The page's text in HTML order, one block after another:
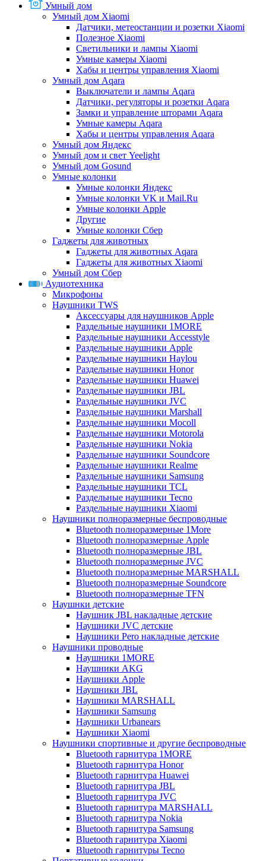
Умный дом
Умный дом Xiaomi
Датчики, метеостанции и розетки Xiaomi
Полезное Xiaomi
Светильники и лампы Xiaomi
Умные камеры Xiaomi
Хабы и центры управления Xiaomi
Умный дом Aqara
Выключатели и лампы Aqara
Датчики, регуляторы и розетки Aqara
Замки и управление шторами Aqara
Умные камеры Aqara
Хабы и центры управления Aqara
Умный дом Яндекс
Умный дом и свет Yeelight
Умный дом Gosund
Умные колонки
Умные колонки Яндекс
Умные колонки VK и Mail.Ru
Умные колонки Apple
Другие
Умные колонки Сбер
Гаджеты для животных
Гаджеты для животных Aqara
Гаджеты для животных Xiaomi
Умный дом Сбер
Аудиотехника
Микрофоны
Наушники TWS
Аксессуары для наушников Apple
Раздельные наушники 1MORE
Раздельные наушники Accesstyle
Раздельные наушники Apple
Раздельные наушники Haylou
Раздельные наушники Honor
Раздельные наушники Huawei
Раздельные наушники JBL
Раздельные наушники JVC
Раздельные наушники Marshall
Раздельные наушники Mocoll
Раздельные наушники Motorola
Раздельные наушники Nokia
Раздельные наушники Soundcore
Раздельные наушники Realme
Раздельные наушники Samsung
Раздельные наушники TCL
Раздельные наушники Tecno
Раздельные наушники Xiaomi
Наушники полноразмерные беспроводные
Bluetooth полноразмерные 1More
Bluetooth полноразмерные Apple
Bluetooth полноразмерные JBL
Bluetooth полноразмерные JVC
Bluetooth полноразмерные MARSHALL
Bluetooth полноразмерные Soundcore
Bluetooth полноразмерные TFN
Наушнки детские
Наушник JBL накладные детские
Наушники JVC детские
Наушники Pero накладные детские
Наушники проводные
Наушники 1MORE
Наушники AKG
Наушники Apple
Наушники JBL
Наушники MARSHALL
Наушники Samsung
Наушники Urbanears
Наушники Xiaomi
Наушники спортивные и другие беспроводные
Bluetooth гарнитура 1MORE
Bluetooth гарнитура Honor
Bluetooth гарнитура Huawei
Bluetooth гарнитура JBL
Bluetooth гарнитура JVC
Bluetooth гарнитура MARSHALL
Bluetooth гарнитура Nokia
Bluetooth гарнитура Samsung
Bluetooth гарнитура Xiaomi
Bluetooth гарнитуры Tecno